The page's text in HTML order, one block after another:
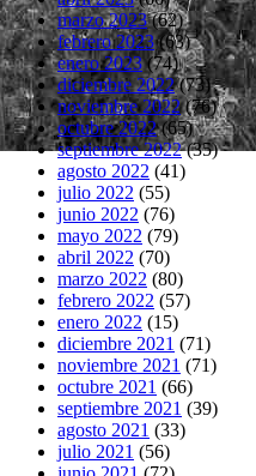
marzo 2023(62)
febrero 2023(63)
enero 2023(74)
diciembre 2022(73)
noviembre 2022(76)
octubre 2022(65)
septiembre 2022(35)
agosto 2022 (41)
julio 2022 (55)
junio 2022 (76)
mayo 2022 (79)
abril 2022 (70)
marzo 2022 (80)
febrero 2022 (57)
enero 2022 (15)
diciembre 2021 (71)
noviembre 2021 (71)
octubre 2021 (66)
septiembre 2021 (39)
agosto 2021 (33)
julio 2021 (56)